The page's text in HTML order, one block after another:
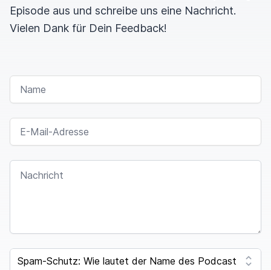
Episode aus und schreibe uns eine Nachricht.
Vielen Dank für Dein Feedback!
NAME
E-MAIL-ADRESSE
NACHRICHT
SPAM CAPTCHA